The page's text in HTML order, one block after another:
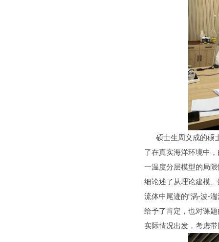
硕士生周义成的硕士
了在真实海洋环境中
一温度分层模型的局
细论述了从理论建模
流体中尾迹的“涡-波-
给予了肯定，也对课
实际情况出发，考虑